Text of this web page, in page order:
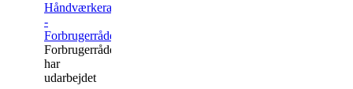
Håndværkeraftale
-
Forbrugerrådet
Forbrugerrådet
har
udarbejdet